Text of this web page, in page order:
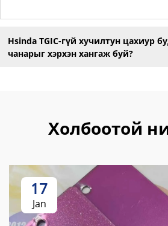
Hsinda TGIC-гүй хучилтун цахиур
чанарыг хэрхэн хангаж буй?
Холбоотой
17
Jan